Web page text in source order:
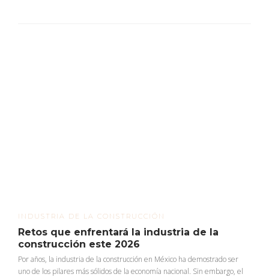
INDUSTRIA DE LA CONSTRUCCIÓN
Retos que enfrentará la industria de la
construcción este 2026
Por años, la industria de la construcción en México ha demostrado ser
uno de los pilares más sólidos de la economía nacional. Sin embargo, el